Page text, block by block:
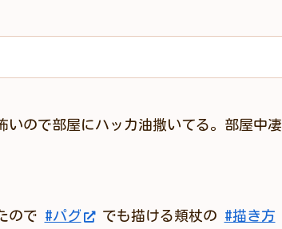
いので部屋にハッカ油撒いてる。部屋中凄
ので #パグ でも描ける頬杖の #描き方